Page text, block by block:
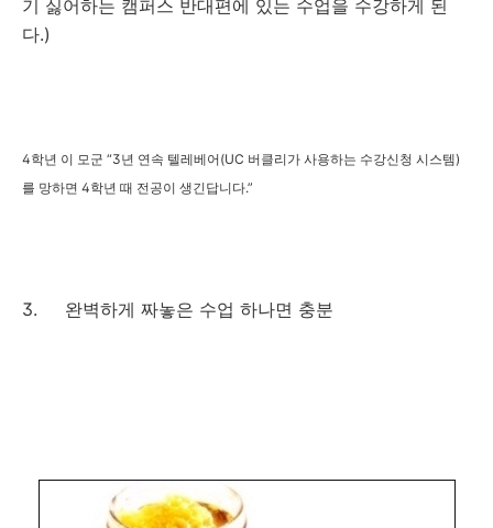
기 싫어하는 캠퍼스 반대편에 있는 수업을 수강하게 된
다.)
4학년 이 모군 “3년 연속 텔레베어(UC 버클리가 사용하는 수강신청 시스템)
를 망하면 4학년 때 전공이 생긴답니다.”
3. 완벽하게 짜놓은 수업 하나면 충분